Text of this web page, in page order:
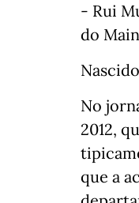
- Rui
do
No
2012,
que a